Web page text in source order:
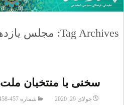
Tag Archives: مجلس یازدهم
سخنی با منتخبان ملت
جولای 29, 2020
شماره 457-458 خرداد ماه 1399